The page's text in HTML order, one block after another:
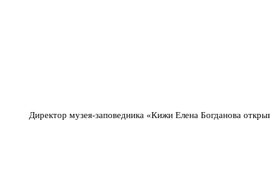
Директор музея-заповедника «Кижи Елена Богданова